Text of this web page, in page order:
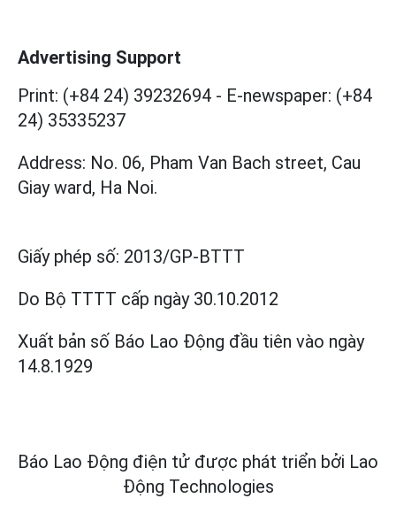
Advertising Support
Print: (+84 24) 39232694 - E-newspaper: (+84
24) 35335237
Address: No. 06, Pham Van Bach street, Cau
Giay ward, Ha Noi.
Giấy phép số: 2013/GP-BTTT
Do Bộ TTTT cấp ngày 30.10.2012
Xuất bản số Báo Lao Động đầu tiên vào ngày
14.8.1929
Báo Lao Động điện tử được phát triển bởi Lao
Động Technologies